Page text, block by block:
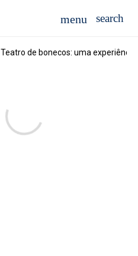
Teatro de bonecos: uma